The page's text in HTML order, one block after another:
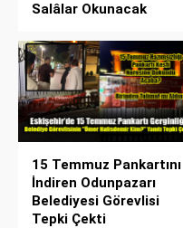
Salâlar Okunacak
15 Temmuz Pankartını
İndiren Odunpazarı
Belediyesi Görevlisi
Tepki Çekti